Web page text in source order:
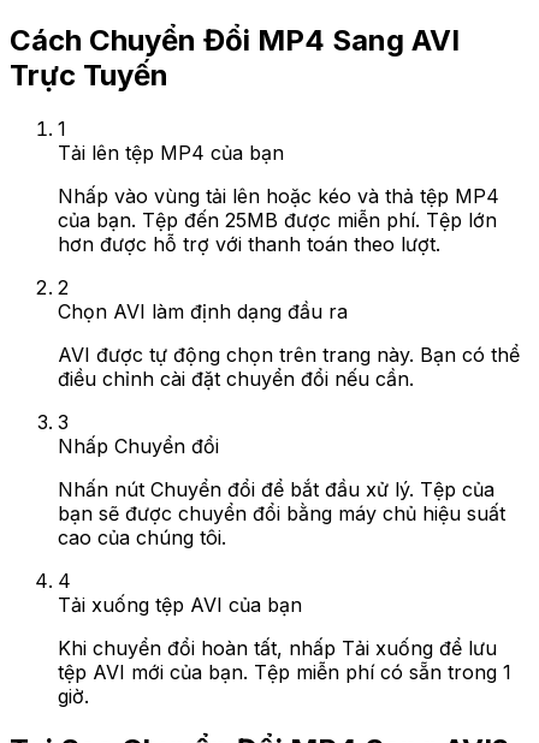
Cách Chuyển Đổi MP4 Sang AVI
Trực Tuyến
1
Tải lên tệp MP4 của bạn
Nhấp vào vùng tải lên hoặc kéo và thả tệp MP4
của bạn. Tệp đến 25MB được miễn phí. Tệp lớn
hơn được hỗ trợ với thanh toán theo lượt.
2
Chọn AVI làm định dạng đầu ra
AVI được tự động chọn trên trang này. Bạn có thể
điều chỉnh cài đặt chuyển đổi nếu cần.
3
Nhấp Chuyển đổi
Nhấn nút Chuyển đổi để bắt đầu xử lý. Tệp của
bạn sẽ được chuyển đổi bằng máy chủ hiệu suất
cao của chúng tôi.
4
Tải xuống tệp AVI của bạn
Khi chuyển đổi hoàn tất, nhấp Tải xuống để lưu
tệp AVI mới của bạn. Tệp miễn phí có sẵn trong 1
giờ.